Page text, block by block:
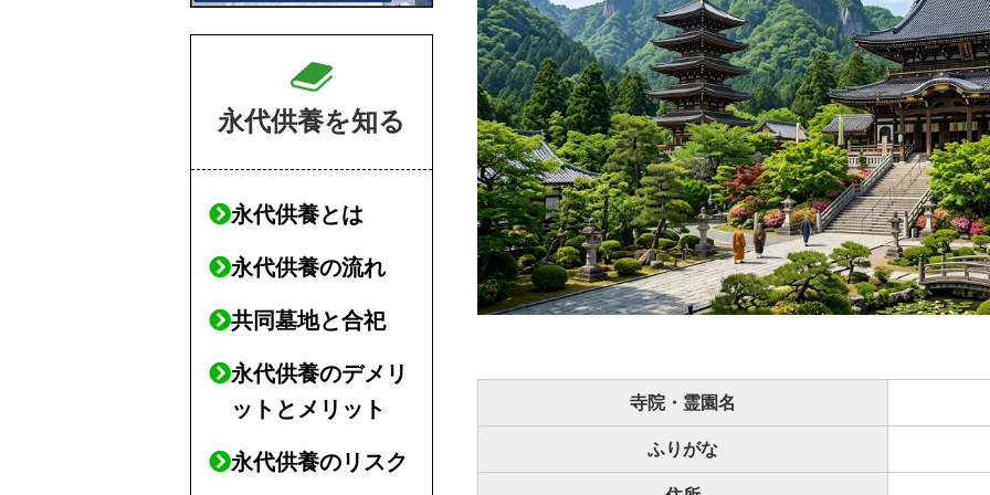
寺院・霊園名
ふりがな
永代供養を知る
永代供養とは
永代供養の流れ
共同墓地と合祀
永代供養のデメリ
ットとメリット
永代供養のリスク